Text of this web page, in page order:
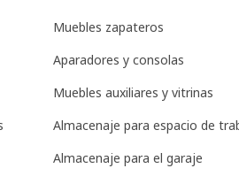
Muebles zapateros
Aparadores y consolas
Muebles auxiliares y vitrinas
Almacenaje para espacio de
Almacenaje para el garaje